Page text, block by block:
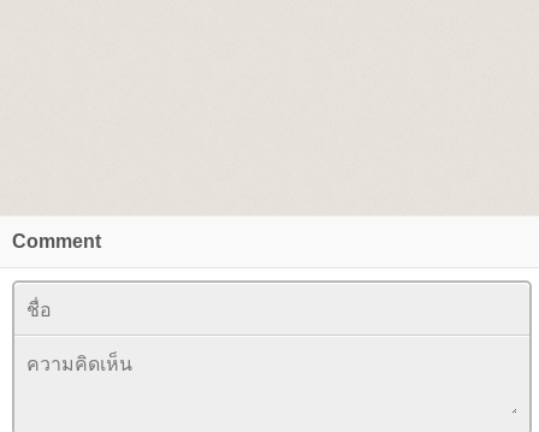
Comment